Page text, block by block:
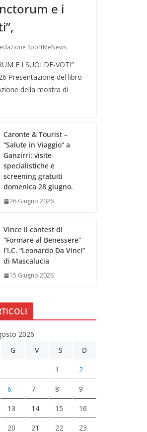
e i
SportMeNews
E I SUOI DE-VOTI”
Presentazione del libro
della mostra di
Caronte & Tourist –
“Salute in Viaggio” a
Ganzirri: visite
specialistiche e
screening gratuiti
domenica 28 giugno.
26 Giugno 2026
Vince il contest di
“Formare al Benessere”
l’I.C. “Leonardo Da Vinci”
di Mascalucia
15 Giugno 2026
2026
G V S D
1 2
6 7 8 9
13 14 15 16
20 21 22 23